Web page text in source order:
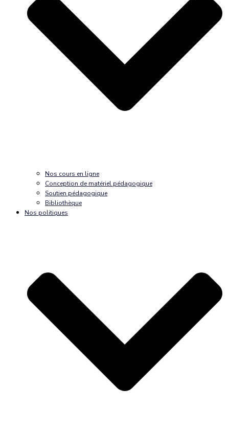
Nos cours en ligne
Conception de matériel pédagogique
Soutien pédagogique
Bibliothèque
Nos politiques